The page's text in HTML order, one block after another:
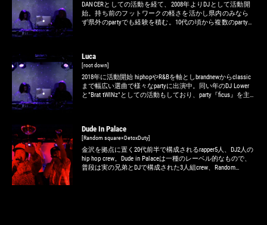
DANCERとしての活動を経て、2008年よりDJとして活動開
始。持ち前のフットワークの軽さを活かし県内のみなら
ず県外のpartyでも経験を積む。10代の頃から複数のpartyを
Luca
[root down]
2018年に活動開始 hiphopやR&Bを軸としbrandnewからclassic
まで幅広い選曲で様々なpartyに出演中。同い年のDJ Lower
と"Brat tWINz"としての活動もしており、party『ficus』を主
Dude In Palace
[Random square×DetoxDuty]
金沢を拠点に置く20代前半で構成されるrapper5人、DJ2人の
hip hop crew。Dude in Palaceは一種のレーベル的なもので、
普段は実の兄弟とDJで構成された3人組crew、Random